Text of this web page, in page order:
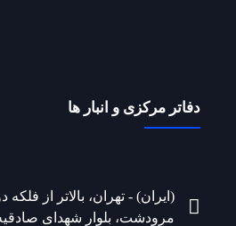
دفاتر مرکزی و انبار ها
(ایران) - تهران، بالاتر از
مرودشت، بلوار شهدای صادقیه،